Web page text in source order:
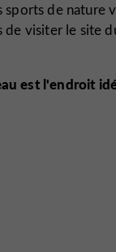
sports de nature
de visiter le site
est l'endroit